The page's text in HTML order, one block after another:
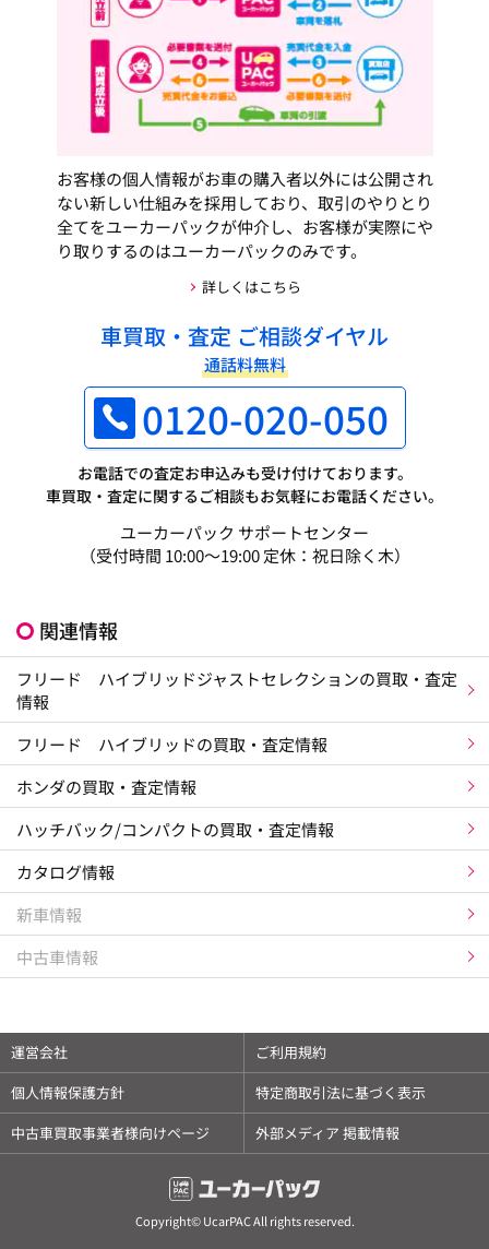
お客様の個人情報がお車の購入者以外には公開され
ない新しい仕組みを採用しており、取引のやりとり
全てをユーカーパックが仲介し、お客様が実際にや
り取りするのはユーカーパックのみです。
詳しくはこちら
車買取・査定 ご相談ダイヤル
通話料無料
0120-020-050
お電話での査定お申込みも受け付けております。
車買取・査定に関するご相談もお気軽にお電話ください。
ユーカーパック サポートセンター
（受付時間 10:00～19:00 定休：祝日除く木）
関連情報
フリード ハイブリッドジャストセレクションの買取・査定
情報
フリード ハイブリッドの買取・査定情報
ホンダの買取・査定情報
ハッチバック/コンパクトの買取・査定情報
カタログ情報
新車情報
中古車情報
運営会社
ご利用規約
個人情報保護方針
特定商取引法に基づく表示
中古車買取事業者様向けページ
外部メディア 掲載情報
Copyright© UcarPAC All rights reserved.